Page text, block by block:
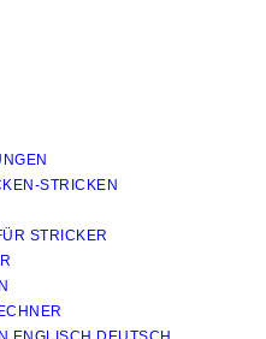
STRICKEN
STRICKER